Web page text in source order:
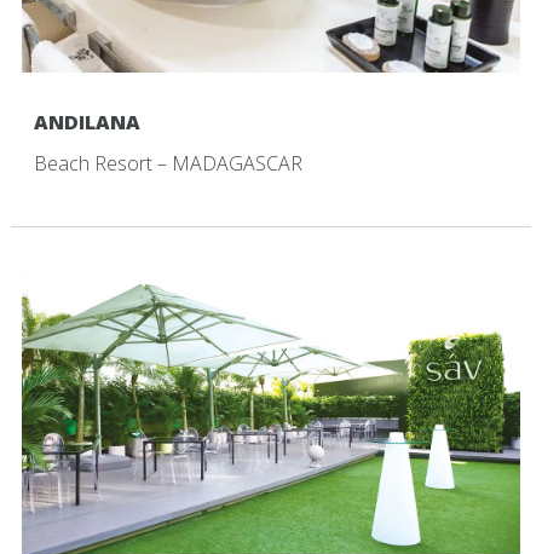
ANDILANA
Beach Resort – MADAGASCAR